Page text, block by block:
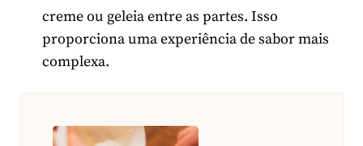
creme ou geleia entre as partes. Isso
proporciona uma experiência de sabor mais
complexa.